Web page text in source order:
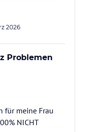
2026
Problemen
für meine Frau
NICHT